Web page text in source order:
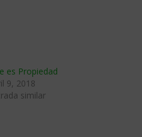
es Propiedad
9, 2018
similar